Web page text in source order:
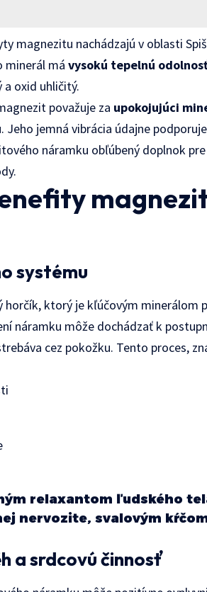
magnezitu nachádzajú v oblasti
minerál mávysokú tepelnú
a oxid uhličitý.
považuje za upokojujúci
Jeho jemná vibrácia údajne
náramku obľúbený doplnok
systému
horčík, ktorý je kľúčovým minerálom
náramku môže dochádzať k
cez pokožku. Tento proces,
relaxantom ľudského
nervozite, svalovým
a srdcovú činnosť